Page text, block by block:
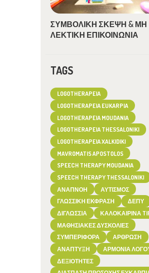
ΣΥΜΒΟΛΙΚΗ ΣΚΕΨΗ & ΜΗ
ΛΕΚΤΙΚΗ ΕΠΙΚΟΙΝΩΝΙΑ
TAGS
LOGOTHERAPEIA
LOGOTHERAPEIA EUKARPIA
LOGOTHERAPEIA MOUDANIA
LOGOTHERAPEIA THESSALONIKI
LOGOTHERAPEIA XALKIDIKI
MAVROMATIS APOSTOLOS
SPEECH THERAPY MOUDANIA
SPEECH THERAPY THESSALONIKI
ΑΝΑΠΝΟΉ
ΑΥΤΙΣΜΌΣ
ΓΛΩΣΣΙΚΉ ΈΚΦΡΑΣΗ
ΔΕΠΥ
ΔΙΓΛΩΣΣΊΑ
ΚΑΛΟΚΑΙΡΙΝΆ
ΜΑΘΗΣΙΑΚΈΣ ΔΥΣΚΟΛΊΕΣ
ΣΥΜΠΕΡΙΦΟΡΆ
ΆΡΘΡΩΣΗ
ΑΝΆΠΤΥΞΗ
ΑΡΜΟΝΊΑ
ΔΕΞΙΌΤΗΤΕΣ